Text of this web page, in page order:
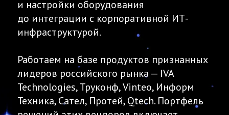
и настройки оборудования
до интеграции с корпоративной ИТ-
инфраструктурой.
Работаем на базе продуктов признанных
лидеров российского рынка — IVA
Technologies, Труконф, Vinteo, Информ
Техника, Сател, Протей, Qtech. Портфель